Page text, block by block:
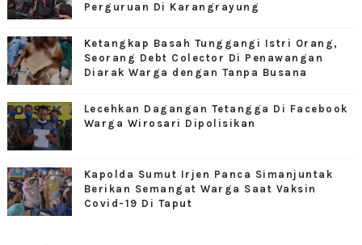
Perguruan Di Karangrayung
Ketangkap Basah Tunggangi Istri Orang,
Seorang Debt Colector Di Penawangan
Diarak Warga dengan Tanpa Busana
Lecehkan Dagangan Tetangga Di Facebook
Warga Wirosari Dipolisikan
Kapolda Sumut Irjen Panca Simanjuntak
Berikan Semangat Warga Saat Vaksin
Covid-19 Di Taput